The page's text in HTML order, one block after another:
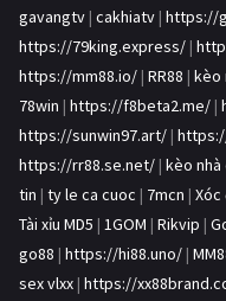
gavangtv | cakhiatv | https://
https://79king.express/ |
https://mm88.io/ | RR88 | kèo
78win | https://f8beta2.me/ |
https://sunwin97.art/ |
https://rr88.se.net/ | kèo nhà
tin | ty le ca cuoc | 7mcn | Xóc
Tài xỉu MD5 | 1GOM | Rikvip |
go88 | https://hi88.uno/ |
sex vlxx | https://